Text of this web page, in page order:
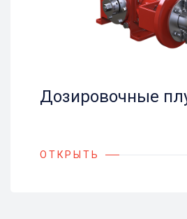
Дозировочные
ОТКРЫТЬ